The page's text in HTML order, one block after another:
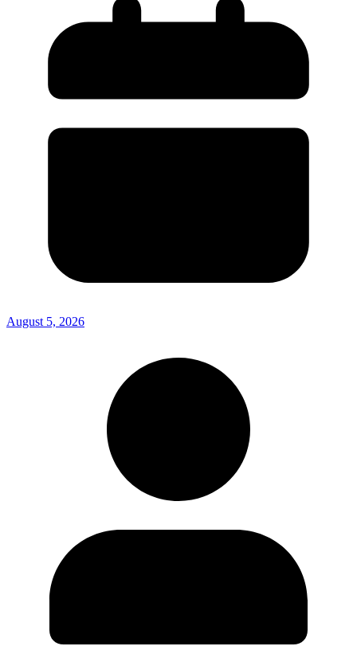
August 5, 2026